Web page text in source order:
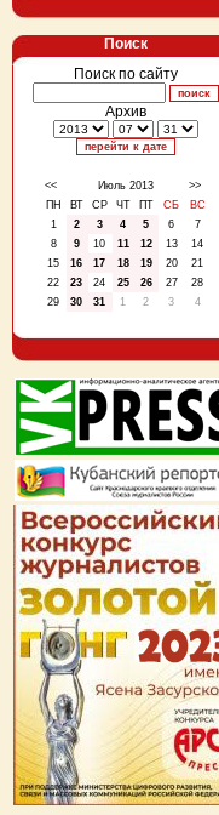
Поиск
Поиск по сайту
Архив
<< Июль 2013
>>
ПН
ВТ СР ЧТ ПТ СБ
ВС
1
2 3 4 5 6
7
8
9 10 11 12 13
14
15
16 17 18 19 20
21
22
23 24 25 26 27
28
29
30 31 1 2 3 4